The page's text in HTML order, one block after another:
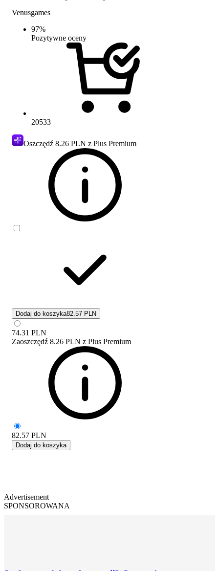
Venusgames
97%
Pozytywne oceny
20533
Oszczędź 8.26 PLN z Plus Premium
Dodaj do koszyka82.57 PLN
74.31 PLN
Zaoszczędź 8.26 PLN z Plus Premium
82.57 PLN
Dodaj do koszyka
Advertisement
SPONSOROWANA